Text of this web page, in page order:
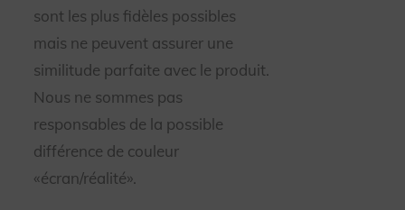
sont les plus fidèles possibles
mais ne peuvent assurer une
similitude parfaite avec le produit.
Nous ne sommes pas
responsables de la possible
différence de couleur
«écran/réalité».